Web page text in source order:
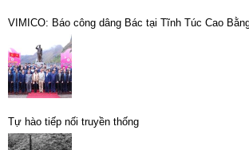
VIMICO: Báo công dâng Bác tại Tĩnh Túc Cao
Tự hào tiếp nối truyền thống